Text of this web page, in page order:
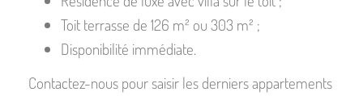
Toit terrasse de 126 m² ou 303 m² ;
Disponibilité immédiate.
Contactez-nous pour saisir les derniers appartements